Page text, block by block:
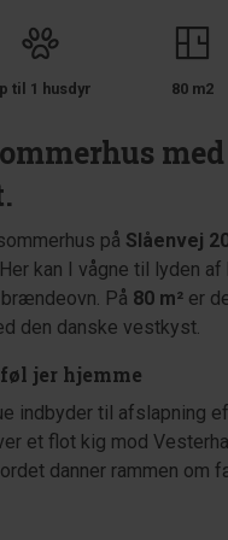
til 1 husdyr 80 m2
på Slåenvej
kan I vågne til lyden
På 80 m² er
den danske vestkyst.
jer hjemme
indbyder til afslapning
et flot kig mod
danner rammen